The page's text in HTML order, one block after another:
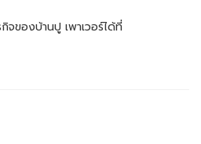
จของบ้านปู เพาเวอร์ได้ที่